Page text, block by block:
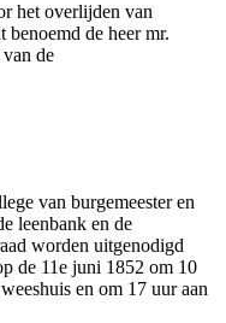
het overlijden van
de heer mr.
de
van burgemeester en
leenbank en de
worden uitgenodigd
de 11e juni 1852 om 10
en om 17 uur aan